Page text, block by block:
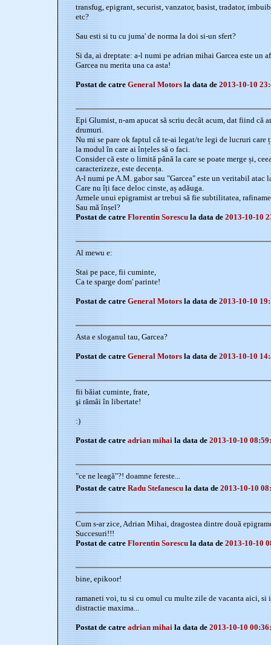
transfug, epigrant, securist, vanzator, basist, tradator,
etc?
Sau esti si tu cu juma' de norma la doi si-un sfert?
Si da, ai dreptate: a-l numi pe adrian mihai Garcea este un
Garcea nu merita una ca asta!
Postat de catre General Motors la data de 2013-10-10
Epi Glumist, n-am apucat să scriu decât acum, dat fiind că
drumuri.
Nu mi se pare ok faptul că te-ai legat/te legi de lucruri care
la modul în care ai înțeles să o faci.
Consider că este o limită până la care se poate merge și,
caracterizeze, este decența.
A-l numi pe A.M. gabor sau "Garcea" este un veritabil atac
Care nu îți face deloc cinste, aș adăuga.
Armele unui epigramist ar trebui să fie subtilitatea,
Sau mă înșel?
Postat de catre Florentin Sorescu la data de 2013-10-10
Al mewu e:
Stai pe pace, fii cuminte,
Ca te sparge dom' parinte!
Postat de catre General Motors la data de 2013-10-10
Asta e sloganul tau, Garcea?
Postat de catre General Motors la data de 2013-10-10
fii băiat cuminte, frate,
şi rămâi în libertate!
:)
Postat de catre adrian mihai la data de 2013-10-10
"ce ne leagã"?! doamne fereste...
Postat de catre Radu Stefanescu la data de 2013-10-10
Cum s-ar zice, Adrian Mihai, dragostea dintre două
Succesuri!!!
Postat de catre Florentin Sorescu la data de 2013-10-10
bine, epikoor!
ramaneti voi, tu si cu omul cu multe zile de vacanta aici,
distractie maxima...
Postat de catre adrian mihai la data de 2013-10-10